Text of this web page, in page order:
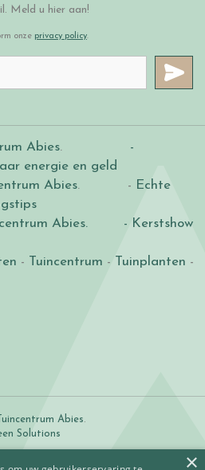
Meld u hier aan!
onze privacy policy.
Abies.
-
energie en geld
Abies. - Echte
Abies.
- Kerstshow
- Tuincentrum - Tuinplanten -
Tuincentrum Abies.
Solutions
×